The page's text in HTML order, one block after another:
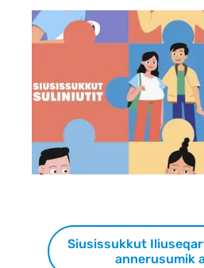
Siusissukkut
annerusumik